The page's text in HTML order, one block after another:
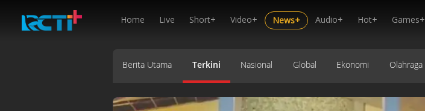
Home Live Short+ Video+ News+ Audio+ Hot+ Games+
Berita Utama Terkini Nasional Global Ekonomi Olahraga